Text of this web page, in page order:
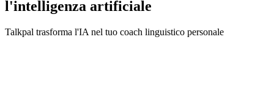
l'intelligenza artificiale
Talkpal trasforma l'IA nel tuo coach linguistico personale